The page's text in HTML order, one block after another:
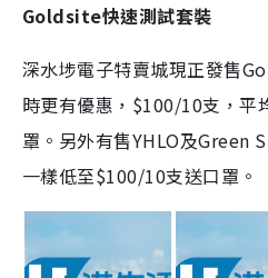
Goldsite快速測試套裝
深水埗電子特賣城現正發售
時更有優惠，$100/10支，平
罩。另外有售YHLO及Green
一樣低至$100/10支送口罩。